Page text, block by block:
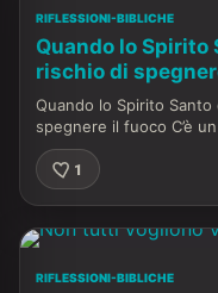
RIFLESSIONI-BIBLICHE
Quando lo Spirito
rischio di
Quando lo Spirito Santo
spegnere il fuoco C’è
1
RIFLESSIONI-BIBLICHE